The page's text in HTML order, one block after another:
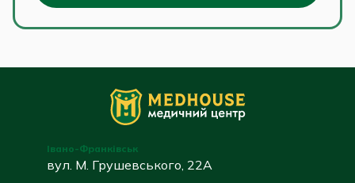
Івано-Франківськ
вул. М. Грушевського, 22А